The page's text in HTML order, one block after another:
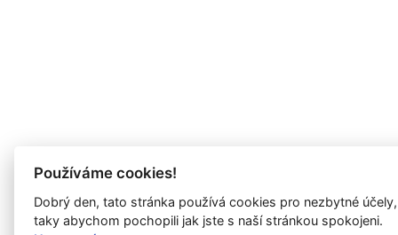
Používáme cookies!
Dobrý den, tato stránka používá cookies pro nezbytné
taky abychom pochopili jak jste s naší stránkou spokojeni.